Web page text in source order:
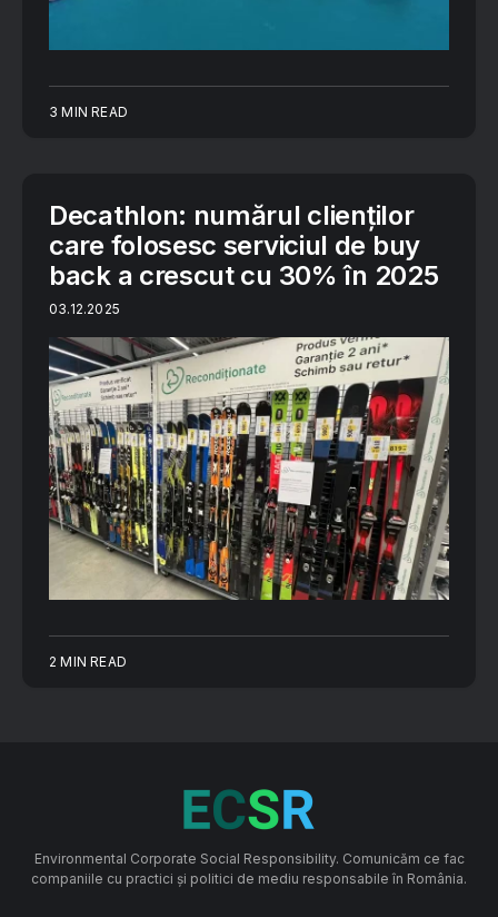
3 MIN READ
Decathlon: numărul clienților
care folosesc serviciul de buy
back a crescut cu 30% în 2025
03.12.2025
2 MIN READ
Environmental Corporate Social Responsibility. Comunicăm ce fac
companiile cu practici și politici de mediu responsabile în România.